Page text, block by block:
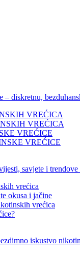
diskretnu,
VREĆICA
VREĆICA
VREĆICE
VREĆICE
savjete i
vrećica
okusa i jačine
vrećica
iskustvo